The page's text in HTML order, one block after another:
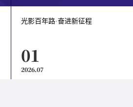
光影百年路·奋进新征程
01
2026.07